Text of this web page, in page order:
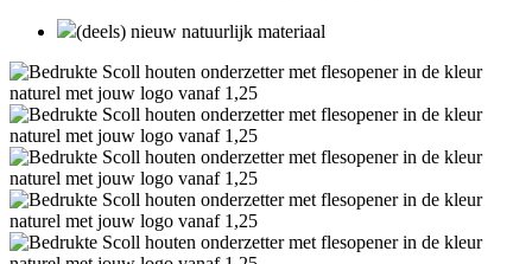
(deels) nieuw natuurlijk materiaal